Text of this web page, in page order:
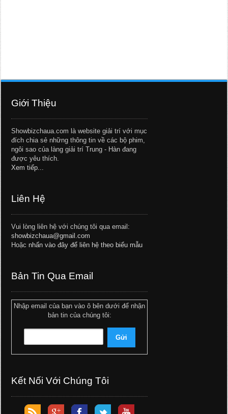
Giới Thiệu
Showbizchaua.com là website giải trí với mục
đích chia sẻ những thông tin về các bộ phim,
ngôi sao của làng giải trí Trung - Hàn đang
được yêu thích.
Xem tiếp...
Liên Hệ
Vui lòng liên hệ với chúng tôi qua email:
showbizchaua@gmail.com
Hoặc nhấn vào đây để liên hệ theo biểu mẫu
Bản Tin Qua Email
Nhập email của bạn vào ô bên dưới để nhận
bản tin của chúng tôi:
Kết Nối Với Chúng Tôi